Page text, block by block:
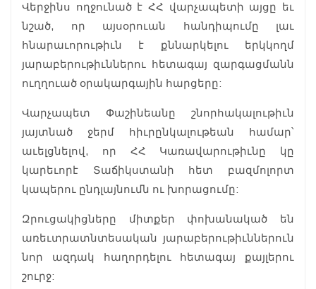
Վերջինս ողջունած է ՀՀ վարչապետի այցը եւ
նշած, որ այսօրուան հանդիպումը լաւ
հնարաւորութիւն է քննարկելու երկկողմ
յարաբերութիւններու հետագայ զարգացմանն
ուղղուած օրակարգային հարցերը:
Վարչապետ Փաշինեանը շնորհակալութիւն
յայտնած ջերմ հիւրընկալութեան համար՝
աւելցնելով, որ ՀՀ Կառավարութիւնը կը
կարեւորէ Տաճիկստանի հետ բազմոլորտ
կապերու ընդլայնումն ու խորացումը:
Զրուցակիցները միտքեր փոխանակած են
առեւտրատնտեսական յարաբերութիւններուն
նոր ազդակ հաղորդելու հետագայ քայլերու
շուրջ: